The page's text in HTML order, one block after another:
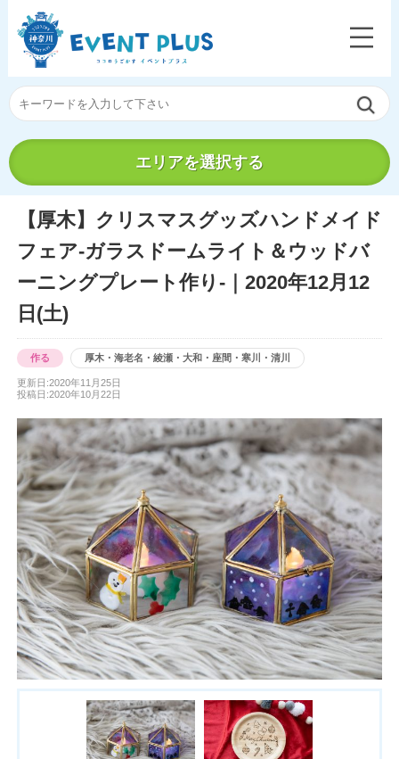
エリアを選択する
【厚木】クリスマスグッズハンドメイド
フェア-ガラスドームライト＆ウッドバ
ーニングプレート作り-｜2020年12月12
日(土)
作る 厚木・海老名・綾瀬・大和・座間・寒川・清川
更新日:2020年11月25日
投稿日:2020年10月22日